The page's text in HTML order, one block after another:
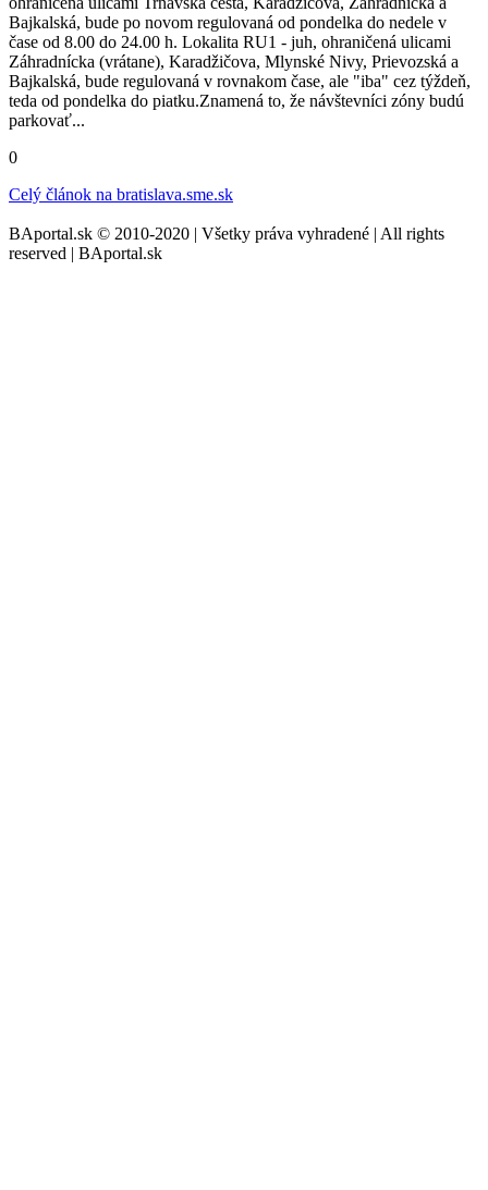
Bajkalská, bude po novom regulovaná od pondelka do nedele v
čase od 8.00 do 24.00 h. Lokalita RU1 - juh, ohraničená ulicami
Záhradnícka (vrátane), Karadžičova, Mlynské Nivy, Prievozská a
Bajkalská, bude regulovaná v rovnakom čase, ale "iba" cez týždeň,
teda od pondelka do piatku.Znamená to, že návštevníci zóny budú
parkovať...
0
Celý článok na bratislava.sme.sk
BAportal.sk © 2010-2020 | Všetky práva vyhradené | All rights
reserved | BAportal.sk